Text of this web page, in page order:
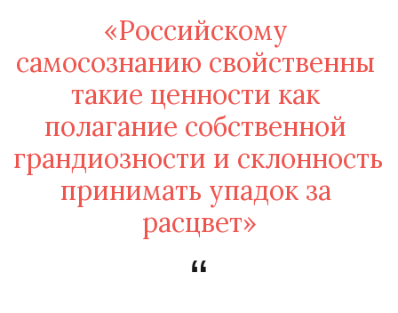
«Российскому
самосознанию свойственны
такие ценности как
полагание собственной
грандиозности и склонность
принимать упадок за
расцвет»